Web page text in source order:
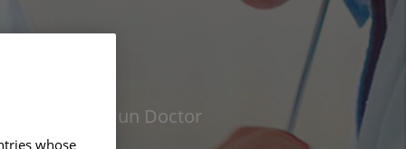
encontrar un Doctor
whose